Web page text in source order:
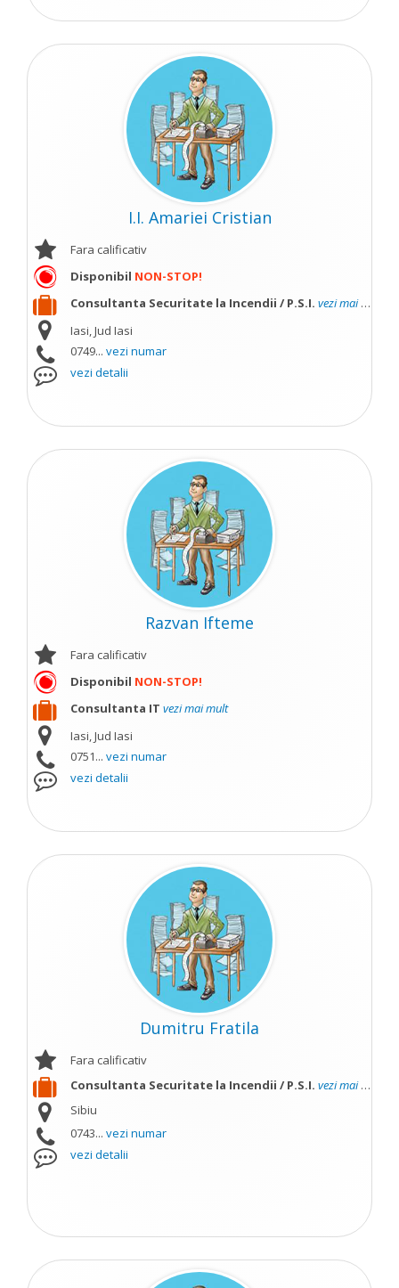
I.I. Amariei Cristian
Fara calificativ
Disponibil NON-STOP!
Consultanta Securitate la Incendii / P.S.I. vezi mai mult
Iasi, Jud Iasi
0749... vezi numar
vezi detalii
Razvan Ifteme
Fara calificativ
Disponibil NON-STOP!
Consultanta IT vezi mai mult
Iasi, Jud Iasi
0751... vezi numar
vezi detalii
Dumitru Fratila
Fara calificativ
Consultanta Securitate la Incendii / P.S.I. vezi mai mult
Sibiu
0743... vezi numar
vezi detalii